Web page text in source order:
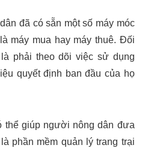
đã có sẵn một số máy móc
máy mua hay máy thuê. Đối
phải theo dõi việc sử dụng
quyết định ban đầu của họ
thể giúp người nông dân đưa
phần mềm quản lý trang trại